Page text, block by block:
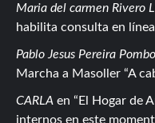
Maria del carmen Rivero
habilita consulta en
Pablo Jesus Pereira Pombo
Marcha a Masoller “A
CARLA en
El Hogar de
internos en este